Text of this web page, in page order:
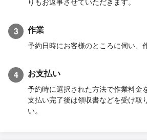
3 作業
予約日時にお客様のところに伺い、
4 お支払い
予約時に選択された方法で作業料金
支払い完了後は領収書などを受け取
い。